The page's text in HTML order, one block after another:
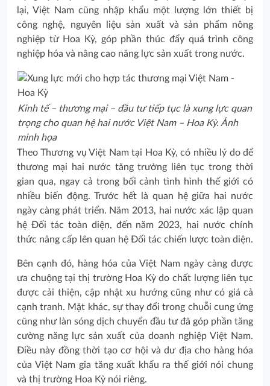
lại, Việt Nam cũng nhập khẩu một lượng lớn thiết bị
công nghệ, nguyên liệu sản xuất và sản phẩm nông
nghiệp từ Hoa Kỳ, góp phần thúc đẩy quá trình công
nghiệp hóa và nâng cao năng lực sản xuất trong nước.
Kinh tế – thương mại – đầu tư tiếp tục là xung lực quan
trọng cho quan hệ hai nước Việt Nam – Hoa Kỳ. Ảnh
minh họa
Theo Thương vụ Việt Nam tại Hoa Kỳ, có nhiều lý do để
thương mại hai nước tăng trưởng liên tục trong thời
gian qua, ngay cả trong bối cảnh tình hình thế giới có
nhiều biến động. Trước hết là quan hệ giữa hai nước
ngày càng phát triển. Năm 2013, hai nước xác lập quan
hệ Đối tác toàn diện, đến năm 2023, hai nước chính
thức nâng cấp lên quan hệ Đối tác chiến lược toàn diện.
Bên cạnh đó, hàng hóa của Việt Nam ngày càng được
ưa chuộng tại thị trường Hoa Kỳ do chất lượng liên tục
được cải thiện, cập nhật xu hướng cũng như có giá cả
cạnh tranh. Mặt khác, sự thay đổi trong chuỗi cung ứng
cũng như làn sóng dịch chuyển đầu tư đã góp phần tăng
cường năng lực sản xuất của doanh nghiệp Việt Nam.
Điều này đồng thời tạo cơ hội và dư địa cho hàng hóa
của Việt Nam gia tăng xuất khẩu ra thế giới nói chung
và thị trường Hoa Kỳ nói riêng.